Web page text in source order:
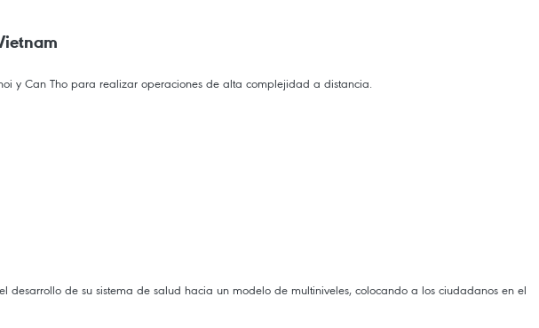
y Can Tho para realizar operaciones de alta complejidad a distancia.
de su sistema de salud hacia un modelo de multiniveles, colocando a los ciudadanos en el